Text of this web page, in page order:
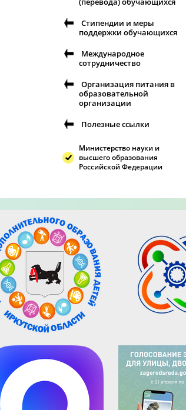
Стипендии и меры
поддержки обучающихся
Международное
сотрудничество
Организация питания в
образовательной
организации
Полезные ссылки
Министерство науки и
высшего образования
Российской Федерации